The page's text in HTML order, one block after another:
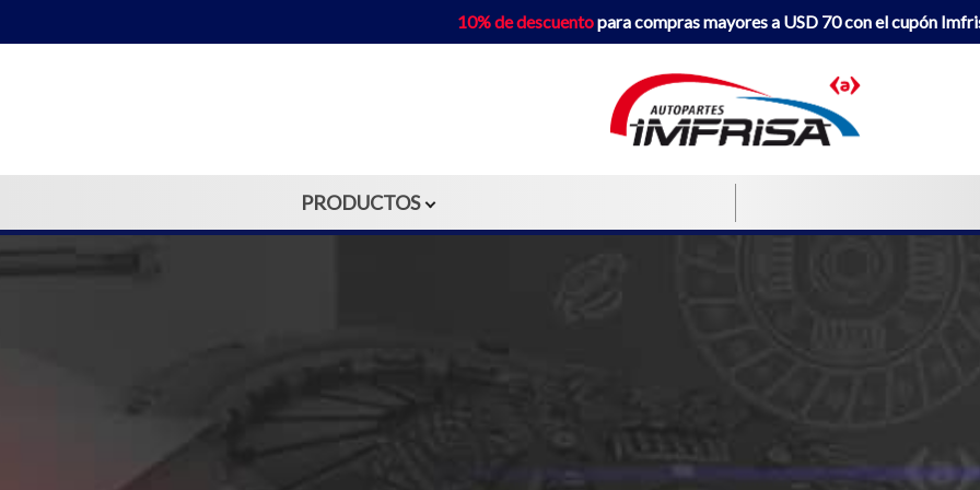
10% de descuentopara compras mayores a USD 70 con el cupón
PRODUCTOS